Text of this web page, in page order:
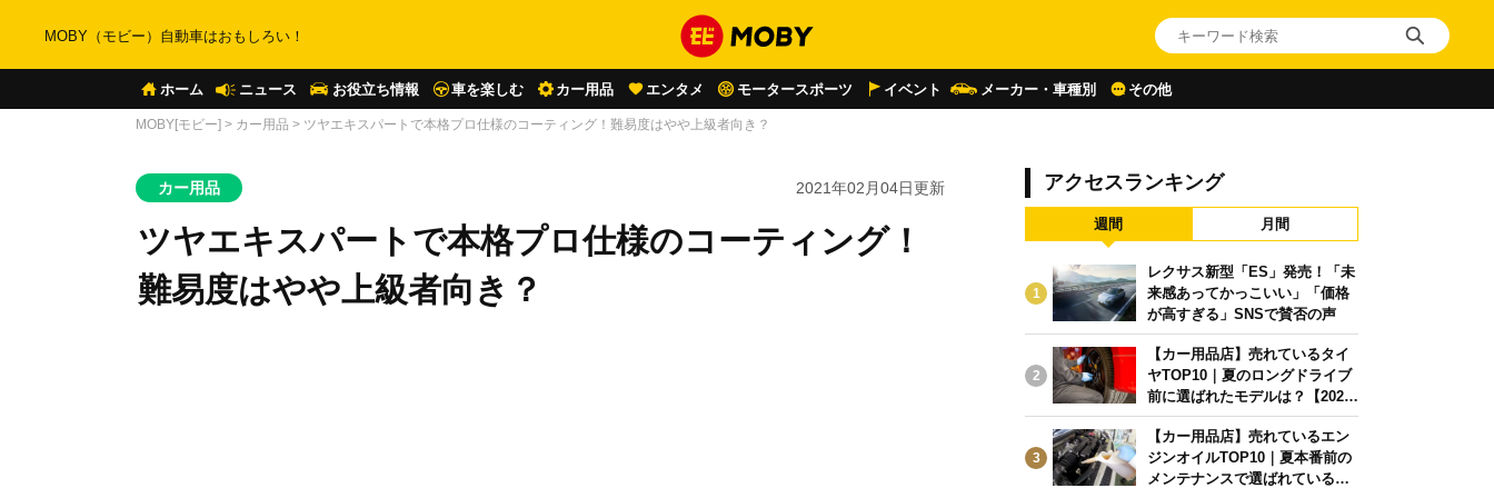
MOBY（モビー）自動車はおもしろい！
ホーム ニュース お役立ち情報 車を楽しむ カー用品 エンタメ モータースポーツ イベント メーカー・車種別 その他
MOBY[モビー] > カー用品 > ツヤエキスパートで本格プロ仕様のコーティング！難易度はやや上級者向き？
カー用品 2021年02月04日更新
ツヤエキスパートで本格プロ仕様のコーティング！
難易度はやや上級者向き？
アクセスランキング
週間 月間
1
レクサス新型「ES」発売！「未
来感あってかっこいい」「価格
が高すぎる」SNSで賛否の声
2
【カー用品店】売れているタイ
ヤTOP10｜夏のロングドライブ
前に選ばれたモデルは？【2026
年6月版】
3
【カー用品店】売れているエン
ジンオイルTOP10｜夏本番前の
メンテナンスで選ばれている人